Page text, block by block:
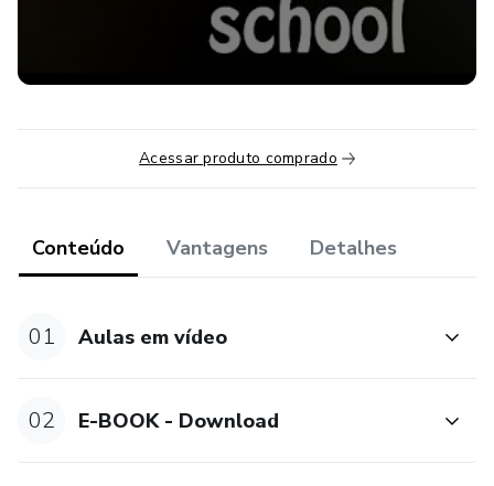
Acessar produto comprado
Conteúdo Vantagens Detalhes
01 Aulas em vídeo
02 E-BOOK - Download